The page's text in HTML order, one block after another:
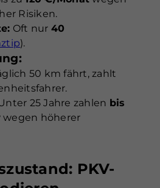
Risiken.
Oft nur 40
).
50 km fährt, zahlt
25 Jahre zahlen bis
wegen höherer
PKV-